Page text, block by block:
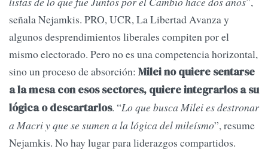
señala Nejamkis. PRO, UCR, La Libertad Avanza y
algunos desprendimientos liberales compiten por el
mismo electorado. Pero no es una competencia horizontal,
sino un proceso de absorción: Milei no quiere sentarse
a la mesa con esos sectores, quiere integrarlos a su
lógica o descartarlos. “Lo que busca Milei es destronar
a Macri y que se sumen a la lógica del mileísmo”, resume
Nejamkis. No hay lugar para liderazgos compartidos.